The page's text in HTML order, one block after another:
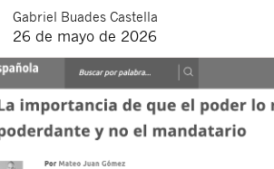
Gabriel Buades Castella
26 de mayo de 2026